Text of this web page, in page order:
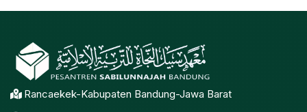
Rancaekek-Kabupaten Bandung-Jawa Barat